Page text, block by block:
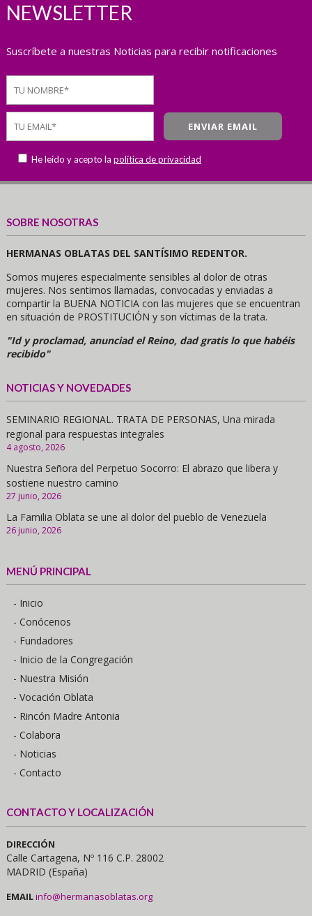
NEWSLETTER
Suscríbete a nuestras Noticias para recibir notificaciones
He leído y acepto la política de privacidad
SOBRE NOSOTRAS
HERMANAS OBLATAS DEL SANTÍSIMO REDENTOR.
Somos mujeres especialmente sensibles al dolor de otras
mujeres. Nos sentimos llamadas, convocadas y enviadas a
compartir la BUENA NOTICIA con las mujeres que se encuentran
en situación de PROSTITUCIÓN y son víctimas de la trata.
"Id y proclamad, anunciad el Reino, dad gratis lo que habéis
recibido"
NOTICIAS Y NOVEDADES
SEMINARIO REGIONAL. TRATA DE PERSONAS, Una mirada
regional para respuestas integrales
4 agosto, 2026
Nuestra Señora del Perpetuo Socorro: El abrazo que libera y
sostiene nuestro camino
27 junio, 2026
La Familia Oblata se une al dolor del pueblo de Venezuela
26 junio, 2026
MENÚ PRINCIPAL
- Inicio
- Conócenos
- Fundadores
- Inicio de la Congregación
- Nuestra Misión
- Vocación Oblata
- Rincón Madre Antonia
- Colabora
- Noticias
- Contacto
CONTACTO Y LOCALIZACIÓN
DIRECCIÓN
Calle Cartagena, Nº 116 C.P. 28002
MADRID (España)
EMAILinfo@hermanasoblatas.org